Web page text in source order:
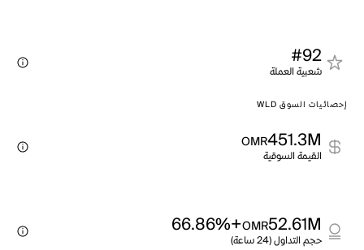
#92
شعبية العملة
إحصائيات السوق WLD
451.3M
OMR
القيمة السوقية
52.61M
OMR
+66.86%
حجم التداول (24 ساعة)